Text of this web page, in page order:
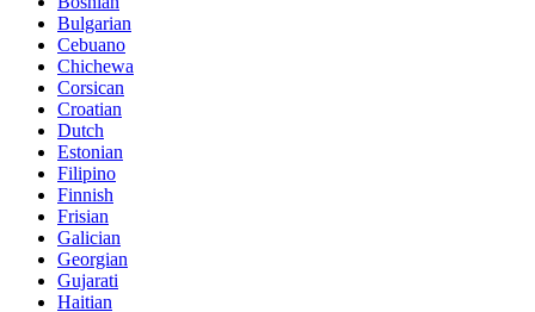
Bulgarian
Cebuano
Chichewa
Corsican
Croatian
Dutch
Estonian
Filipino
Finnish
Frisian
Galician
Georgian
Gujarati
Haitian